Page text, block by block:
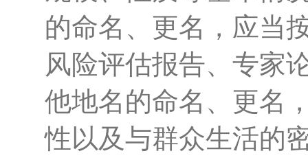
的命名、更名，应当
风险评估报告、专家
他地名的命名、更名
性以及与群众生活的